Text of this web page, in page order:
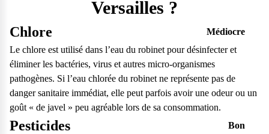
Versailles ?
Chlore
Médiocre
Le chlore est utilisé dans l’eau du robinet pour désinfecter et
éliminer les bactéries, virus et autres micro-organismes
pathogènes. Si l’eau chlorée du robinet ne représente pas de
danger sanitaire immédiat, elle peut parfois avoir une odeur ou un
goût « de javel » peu agréable lors de sa consommation.
Pesticides
Bon